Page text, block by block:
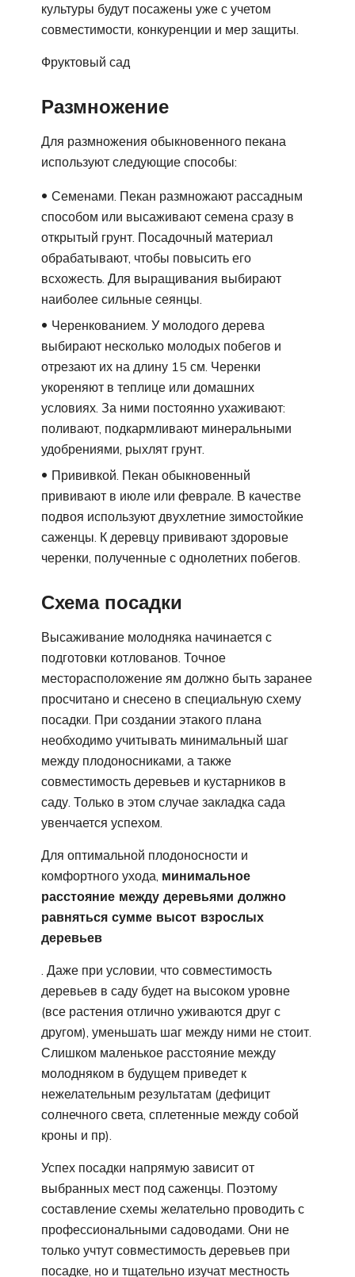
культуры будут посажены уже с учетом
совместимости, конкуренции и мер защиты.
Фруктовый сад
Размножение
Для размножения обыкновенного пекана
используют следующие способы:
Семенами. Пекан размножают рассадным
способом или высаживают семена сразу в
открытый грунт. Посадочный материал
обрабатывают, чтобы повысить его
всхожесть. Для выращивания выбирают
наиболее сильные сеянцы.
Черенкованием. У молодого дерева
выбирают несколько молодых побегов и
отрезают их на длину 15 см. Черенки
укореняют в теплице или домашних
условиях. За ними постоянно ухаживают:
поливают, подкармливают минеральными
удобрениями, рыхлят грунт.
Прививкой. Пекан обыкновенный
прививают в июле или феврале. В качестве
подвоя используют двухлетние зимостойкие
саженцы. К деревцу прививают здоровые
черенки, полученные с однолетних побегов.
Схема посадки
Высаживание молодняка начинается с
подготовки котлованов. Точное
месторасположение ям должно быть заранее
просчитано и снесено в специальную схему
посадки. При создании этакого плана
необходимо учитывать минимальный шаг
между плодоносниками, а также
совместимость деревьев и кустарников в
саду. Только в этом случае закладка сада
увенчается успехом.
Для оптимальной плодоносности и
комфортного ухода, минимальное
расстояние между деревьями должно
равняться сумме высот взрослых
деревьев
. Даже при условии, что совместимость
деревьев в саду будет на высоком уровне
(все растения отлично уживаются друг с
другом), уменьшать шаг между ними не стоит.
Слишком маленькое расстояние между
молодняком в будущем приведет к
нежелательным результатам (дефицит
солнечного света, сплетенные между собой
кроны и пр).
Успех посадки напрямую зависит от
выбранных мест под саженцы. Поэтому
составление схемы желательно проводить с
профессиональными садоводами. Они не
только учтут совместимость деревьев при
посадке, но и тщательно изучат местность